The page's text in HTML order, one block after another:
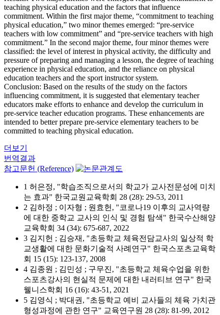
teaching physical education and the factors that influence
commitment. Within the first major theme, “commitment to teaching
physical education,” two minor themes emerged: “pre-service
teachers with low commitment” and “pre-service teachers with high
commitment.” In the second major theme, four minor themes were
classified: the level of interest in physical activity, the difficulty and
pressure of preparing and managing a lesson, the degree of teaching
experience in physical education, and the reliance on physical
education teachers and the sport instructor system.
Conclusion: Based on the results of the study on the factors
influencing commitment, it is suggested that elementary teacher
educators make efforts to enhance and develop the curriculum in
pre-service teacher education programs. These enhancements are
intended to better prepare pre-service elementary teachers to be
committed to teaching physical education.
더보기
번역결과
참고문헌 (Reference)
1 허은정, "학습조직으로서의 학교가 교사전문성에 미치
는 효과" 한국교원교육학회 28 (28): 29-53, 2011
2 김하정 ; 이자형 ; 원효헌, "코로나19 이후의 교사역량
에 대한 중학교 교사의 인식 및 경험 탐색" 한국수산해양
교육학회 34 (34): 675-687, 2022
3 김지헌 ; 김승재, "초등학교 체육전담교사의 일상적 학
교생활에 대한 문화기술적 사례연구" 한국스포츠교육학
회 15 (15): 123-137, 2008
4 김종원 ; 김민성 ; 구무진, "초등학교 체육수업을 위한
스포츠강사의 현실적 문제에 대한 내러티브 연구" 한국
웰니스학회 16 (16): 43-51, 2021
5 김영식 ; 박대권, "초등학교 예비 교사들의 체육 가치관
형성과정에 관한 연구" 교육연구원 28 (28): 81-99, 2012